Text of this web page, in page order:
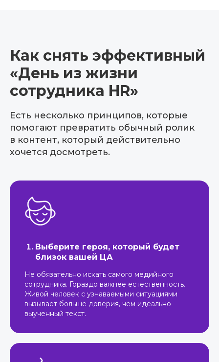
Как снять эффективный
«День из жизни
сотрудника HR»
Есть несколько принципов, которые
помогают превратить обычный ролик
в контент, который действительно
хочется досмотреть.
Выберите героя, который будет
близок вашей ЦА
Не обязательно искать самого медийного
сотрудника. Гораздо важнее естественность.
Живой человек с узнаваемыми ситуациями
вызывает больше доверия, чем идеально
выученный текст.